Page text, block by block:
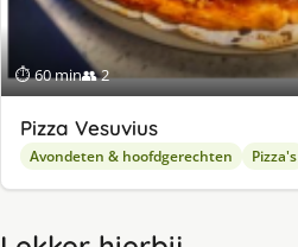
⏱ 60 min👥 2
Pizza Vesuvius
Avondeten & hoofdgerechten Pizza's